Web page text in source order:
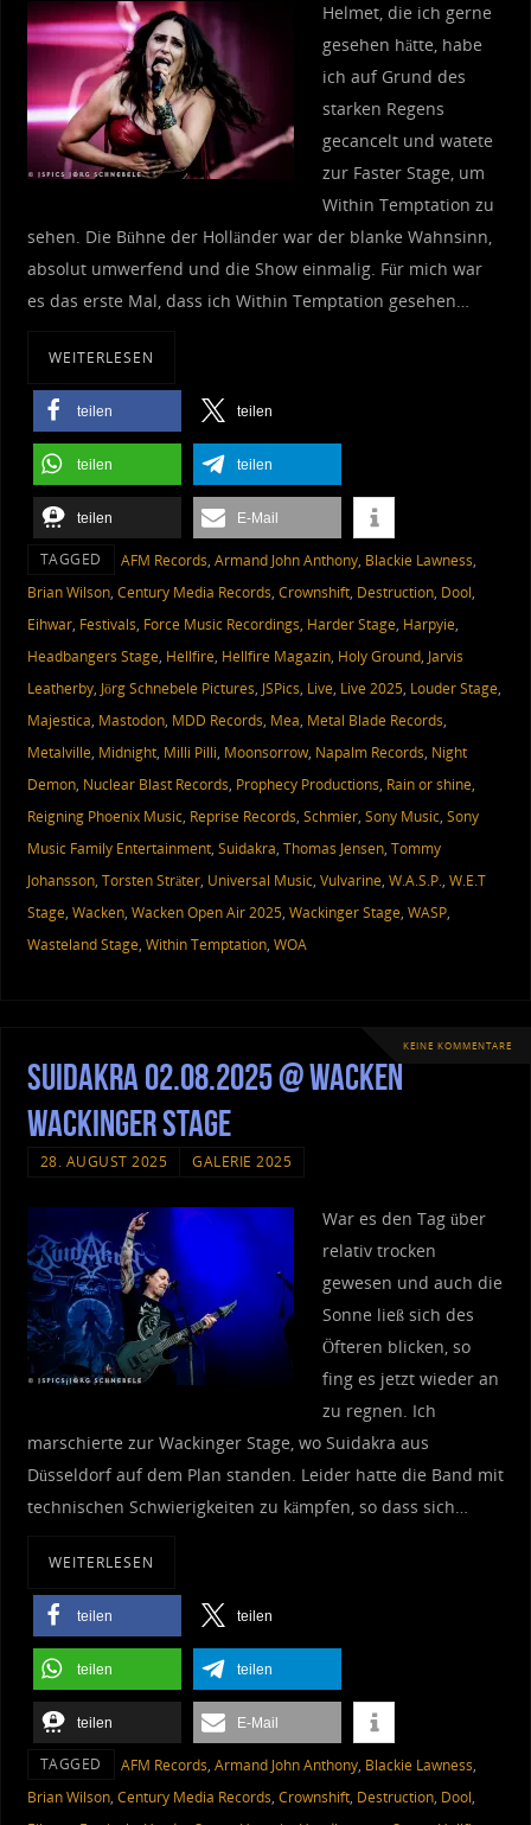
Helmet, die ich gerne
gesehen hätte, habe
ich auf Grund des
starken Regens
gecancelt und watete
zur Faster Stage, um
Within Temptation zu
sehen. Die Bühne der Holländer war der blanke Wahnsinn,
absolut umwerfend und die Show einmalig. Für mich war
es das erste Mal, dass ich Within Temptation gesehen…
WEITERLESEN
teilen teilen
teilen teilen
teilen E-Mail
TAGGED AFM Records, Armand John Anthony, Blackie Lawness,
Brian Wilson, Century Media Records, Crownshift, Destruction, Dool,
Eihwar, Festivals, Force Music Recordings, Harder Stage, Harpyie,
Headbangers Stage, Hellfire, Hellfire Magazin, Holy Ground, Jarvis
Leatherby, Jörg Schnebele Pictures, JSPics, Live, Live 2025, Louder Stage,
Majestica, Mastodon, MDD Records, Mea, Metal Blade Records,
Metalville, Midnight, Milli Pilli, Moonsorrow, Napalm Records, Night
Demon, Nuclear Blast Records, Prophecy Productions, Rain or shine,
Reigning Phoenix Music, Reprise Records, Schmier, Sony Music, Sony
Music Family Entertainment, Suidakra, Thomas Jensen, Tommy
Johansson, Torsten Sträter, Universal Music, Vulvarine, W.A.S.P., W.E.T
Stage, Wacken, Wacken Open Air 2025, Wackinger Stage, WASP,
Wasteland Stage, Within Temptation, WOA
KEINE KOMMENTARE
Suidakra 02.08.2025 @ Wacken
Wackinger Stage
28. AUGUST 2025 GALERIE 2025
War es den Tag über
relativ trocken
gewesen und auch die
Sonne ließ sich des
Öfteren blicken, so
fing es jetzt wieder an
zu regnen. Ich
marschierte zur Wackinger Stage, wo Suidakra aus
Düsseldorf auf dem Plan standen. Leider hatte die Band mit
technischen Schwierigkeiten zu kämpfen, so dass sich…
WEITERLESEN
teilen teilen
teilen teilen
teilen E-Mail
TAGGED AFM Records, Armand John Anthony, Blackie Lawness,
Brian Wilson, Century Media Records, Crownshift, Destruction, Dool,